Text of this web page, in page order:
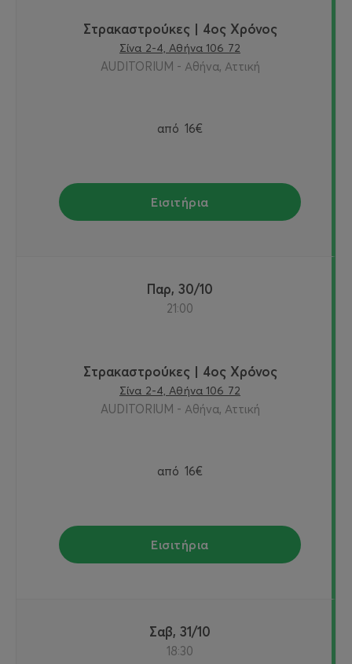
Στρακαστρούκες | 4ος Χρόνος
Σίνα 2-4, Αθήνα 106 72
AUDITORIUM - Αθήνα, Αττική
από 16€
Εισιτήρια
Παρ, 30/10
21:00
Στρακαστρούκες | 4ος Χρόνος
Σίνα 2-4, Αθήνα 106 72
AUDITORIUM - Αθήνα, Αττική
από 16€
Εισιτήρια
Σαβ, 31/10
18:30